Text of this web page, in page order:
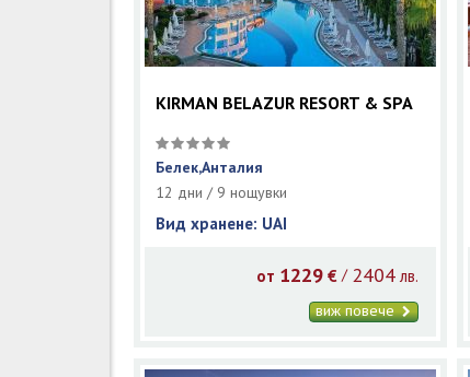
KIRMAN BELAZUR RESORT & SPA
Белек,Анталия
12 дни / 9 нощувки
Вид хранене: UAI
от 1229 € / 2404 лв.
виж повече